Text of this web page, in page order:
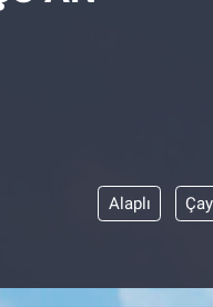
Alaplı